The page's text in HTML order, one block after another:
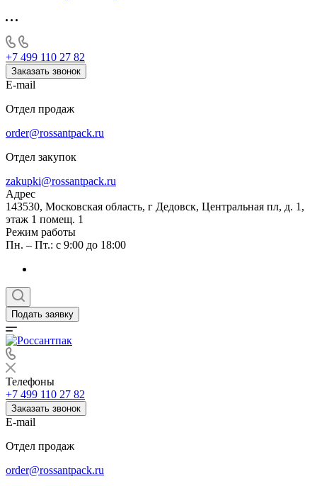
+7 499 110 27 82
Заказать звонок
E-mail
Отдел продаж
order@rossantpack.ru
Отдел закупок
zakupki@rossantpack.ru
Адрес
143530, Московская область, г Дедовск, Центральная пл, д. 1,
этаж 1 помещ. 1
Режим работы
Пн. – Пт.: с 9:00 до 18:00
Подать заявку
Телефоны
+7 499 110 27 82
Заказать звонок
E-mail
Отдел продаж
order@rossantpack.ru